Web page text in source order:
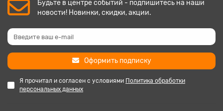
Будьте в центре событий - подпишитесь на наши
новости! Новинки, скидки, акции.
Оформить подписку
Я прочитал и согласен с условиями Политика обработки
персональных данных